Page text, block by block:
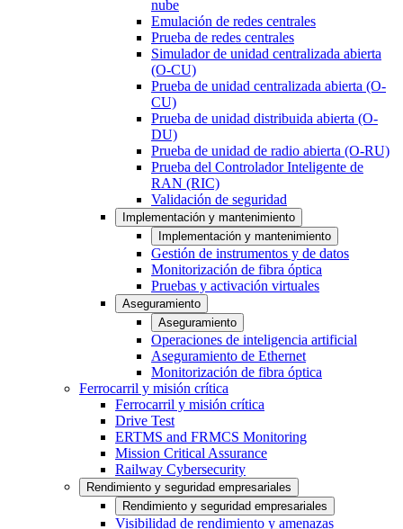
nube
Emulación de redes centrales
Prueba de redes centrales
Simulador de unidad centralizada abierta
(O-CU)
Prueba de unidad centralizada abierta (O-
CU)
Prueba de unidad distribuida abierta (O-
DU)
Prueba de unidad de radio abierta (O-RU)
Prueba del Controlador Inteligente de
RAN (RIC)
Validación de seguridad
Implementación y mantenimiento
Implementación y mantenimiento
Gestión de instrumentos y de datos
Monitorización de fibra óptica
Pruebas y activación virtuales
Aseguramiento
Aseguramiento
Operaciones de inteligencia artificial
Aseguramiento de Ethernet
Monitorización de fibra óptica
Ferrocarril y misión crítica
Ferrocarril y misión crítica
Drive Test
ERTMS and FRMCS Monitoring
Mission Critical Assurance
Railway Cybersecurity
Rendimiento y seguridad empresariales
Rendimiento y seguridad empresariales
Visibilidad de rendimiento y amenazas